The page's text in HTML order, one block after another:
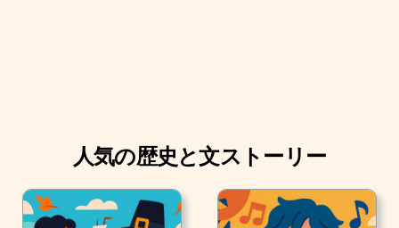
人気の歴史と文ストーリー